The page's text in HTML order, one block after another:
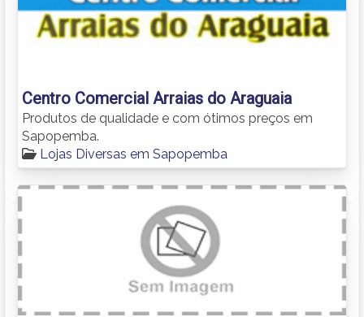
Centro Comercial Arraias do Araguaia
Produtos de qualidade e com ótimos preços em
Sapopemba.
Lojas Diversas em Sapopemba